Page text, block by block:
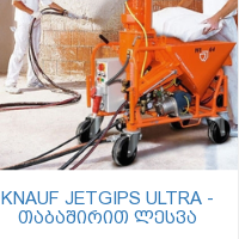
KNAUF JETGIPS ULTRA -
თაბაშირით ლესვა